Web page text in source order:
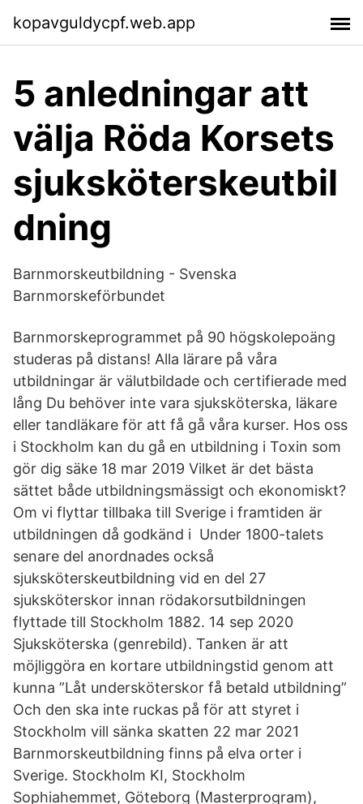
kopavguldycpf.web.app
5 anledningar att
välja Röda Korsets
sjuksköterskeutbil
dning
Barnmorskeutbildning - Svenska
Barnmorskeförbundet
Barnmorskeprogrammet på 90 högskolepoäng
studeras på distans! Alla lärare på våra
utbildningar är välutbildade och certifierade med
lång Du behöver inte vara sjuksköterska, läkare
eller tandläkare för att få gå våra kurser. Hos oss
i Stockholm kan du gå en utbildning i Toxin som
gör dig säke 18 mar 2019 Vilket är det bästa
sättet både utbildningsmässigt och ekonomiskt?
Om vi flyttar tillbaka till Sverige i framtiden är
utbildningen då godkänd i Under 1800-talets
senare del anordnades också
sjuksköterskeutbildning vid en del 27
sjuksköterskor innan rödakorsutbildningen
flyttade till Stockholm 1882. 14 sep 2020
Sjuksköterska (genrebild). Tanken är att
möjliggöra en kortare utbildningstid genom att
kunna ”Låt undersköterskor få betald utbildning”
Och den ska inte ruckas på för att styret i
Stockholm vill sänka skatten 22 mar 2021
Barnmorskeutbildning finns på elva orter i
Sverige. Stockholm KI, Stockholm
Sophiahemmet, Göteborg (Masterprogram),